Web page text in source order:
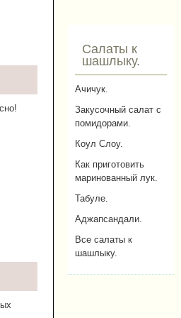
Салаты к
шашлыку.
Ачичук.
Закусочный салат с
помидорами.
Коул Слоу.
Как приготовить
маринованный лук.
Табуле.
Аджапсандали.
Все салаты к
шашлыку.